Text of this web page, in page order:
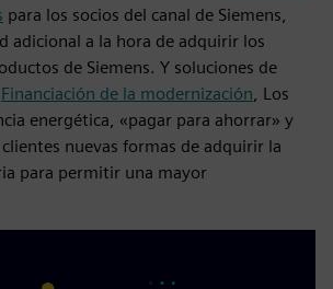
para los socios del canal de Siemens,
adicional a la hora de adquirir los
de Siemens. Y soluciones de
Financiación de la modernización, Los
energética, «pagar para ahorrar» y
clientes nuevas formas de adquirir la
para permitir una mayor